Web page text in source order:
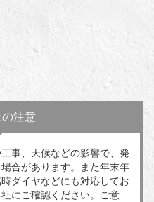
の注意
事、天候などの影響で、発
合があります。また年末年
ダイヤなどにも対応してお
にご確認ください。ご意